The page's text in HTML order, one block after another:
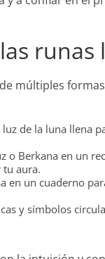
runas
múltiples
de la luna llena
o Berkana en un
tu aura.
en un cuaderno
y símbolos